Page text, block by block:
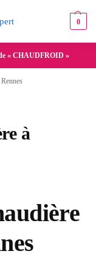
0
« CHAUDFROID »
à